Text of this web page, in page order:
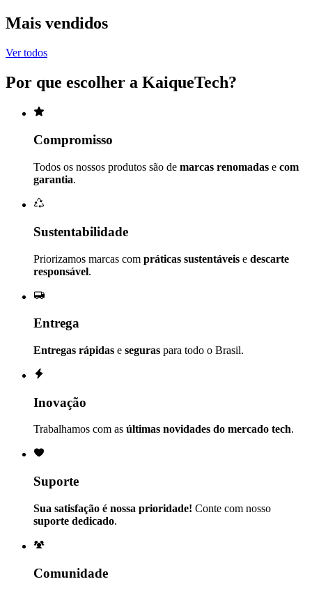
Mais vendidos
Ver todos
Por que escolher a KaiqueTech?
Compromisso
Todos os nossos produtos são de marcas renomadas e com
garantia.
Sustentabilidade
Priorizamos marcas com práticas sustentáveis e descarte
responsável.
Entrega
Entregas rápidas e seguras para todo o Brasil.
Inovação
Trabalhamos com as últimas novidades do mercado tech.
Suporte
Sua satisfação é nossa prioridade! Conte com nosso
suporte dedicado.
Comunidade